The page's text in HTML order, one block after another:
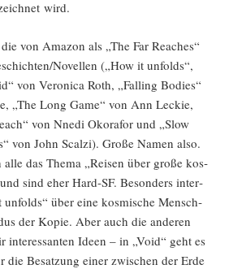
wird.
von Ama­zon als „The Far Rea­ches“
Novellen („How it unfolds“,
von Vero­ni­ca Roth, „Fal­ling Bodies“
„The Long Game“ von Ann Leckie,
von Nne­di Oko­ra­for und „Slow
von John Scal­zi). Gro­ße Namen also.
das The­ma „Rei­sen über gro­ße kos­
sind eher Hard-SF. Beson­ders inter­
unfolds“ über eine kos­mi­sche Mensch­
der Kopie. Aber auch die ande­ren
inter­es­san­ten Ideen – in „Void“ geht es
die Besat­zung einer zwi­schen der Erde